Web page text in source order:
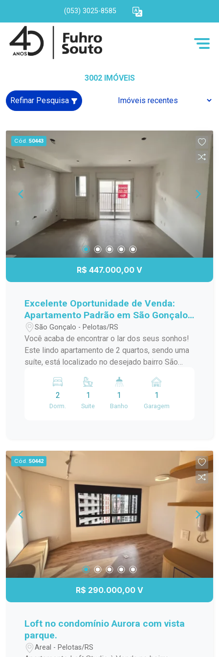
(053) 3025-8585
3002 IMÓVEIS
Refinar Pesquisa
Cód. 50443
R$ 447.000,00 V
Excelente Oportunidade de Venda:
Apartamento Padrão em São Gonçalo,
Pelotas/RS
São Gonçalo - Pelotas/RS
Você acaba de encontrar o lar dos seus sonhos!
Este lindo apartamento de 2 quartos, sendo uma
suíte, está localizado no desejado bairro São
e do Fórum. Com uma sacada charmosa e
churrasqueira, este espaço é perfeito para
receber amigos e familiares em momentos de
comemorações, espaço gourmet para preparar
refeições especiais, quadra poliesportiva para os
amantes de esportes e um playground seguro e
divertido para as crianças. Não perca a chance de
viver em um lugar que une conforto, praticidade e
lazer. Agende sua visita e venha conhecer esse
incrível apartamento!
2
Dorm.
1
Suite
1
Banho
1
Garagem
Cód. 50442
R$ 290.000,00 V
Loft no condomínio Aurora com vista
parque.
Areal - Pelotas/RS